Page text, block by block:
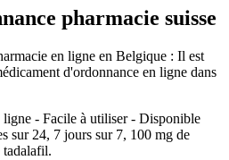
pharmacie suisse
en ligne en Belgique : Il est
d'ordonnance en ligne dans
- Facile à utiliser - Disponible
sur 24, 7 jours sur 7, 100 mg de
tadalafil.